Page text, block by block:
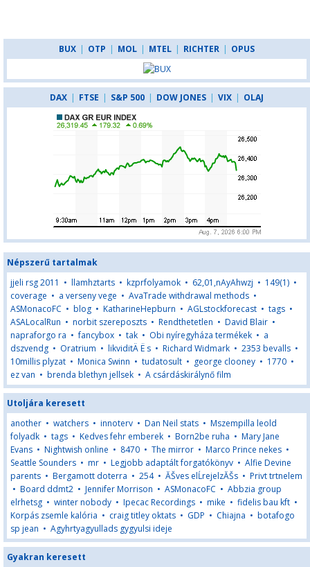
BUX | OTP | MOL | MTEL | RICHTER | OPUS
DAX | FTSE | S&P 500 | DOW JONES | VIX | OLAJ
Népszerű tartalmak
jjeli rsg 2011 • llamhztarts • kzprfolyamok • 62,01,nAyAhwzj • 149(1) •
coverage • a verseny vege • AvaTrade withdrawal methods •
ASMonacoFC • blog • KatharineHepburn • AGLstockforecast • tags •
ASALocalRun • norbit szereposzts • Rendthetetlen • David Blair •
napraforgo ra •fancybox • tak • Obi nyíregyháza termékek • a
dszvendg • Oratrium • likviditÄ Ë s • Richard Widmark • 2353 bevalls •
10millis plyzat • Monica Swinn • tudatosult • george clooney • 1770 •
ez van • brenda blethyn jellsek • A csárdáskirálynő film
Utoljára keresett
another • watchers • innoterv • Dan Neil stats • Mszempilla leold
folyadk • tags • Kedves fehr emberek • Born2be ruha • Mary Jane
Evans • Nightwish online • 8470 • The mirror • Marco Prince nekes •
Seattle Sounders • mr • Legjobb adaptált forgatókönyv • Alfie Devine
parents • Bergamott doterra • 254• ĂŠves elĹrejelzĂŠs • Privt trtnelem
• Board ddmt2 • Jennifer Morrison • ASMonacoFC • Abbzia group
elrhetsg • winter nobody • Ipecac Recordings • mike • fidelis bau kft •
Korpás zsemle kalória • craig titley oktats • GDP • Chiajna • botafogo
sp jean • Agyhrtyagyullads gygyulsi ideje
Gyakran keresett